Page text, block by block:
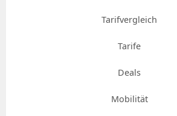
Tarifvergleich
Tarife
Deals
Mobilität